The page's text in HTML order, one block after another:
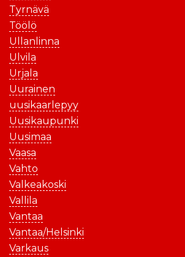
Tyrnävä
Töölö
Ullanlinna
Ulvila
Urjala
Uurainen
uusikaarlepyy
Uusikaupunki
Uusimaa
Vaasa
Vahto
Valkeakoski
Vallila
Vantaa
Vantaa/Helsinki
Varkaus